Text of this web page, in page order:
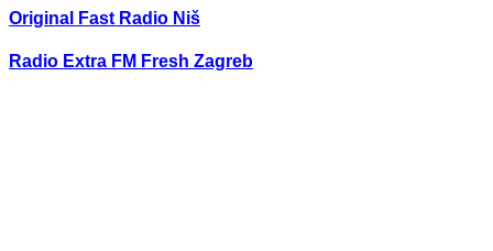
Original Fast Radio Niš
Radio Extra FM Fresh Zagreb